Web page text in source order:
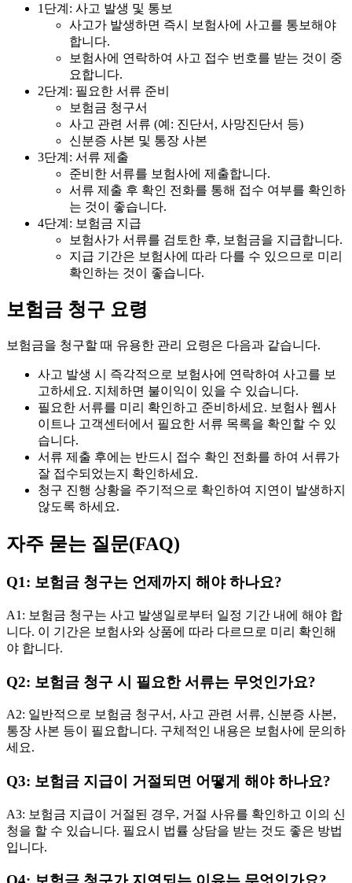
1단계: 사고 발생 및 통보
사고가 발생하면 즉시 보험사에 사고를 통보해야
합니다.
보험사에 연락하여 사고 접수 번호를 받는 것이 중
요합니다.
2단계: 필요한 서류 준비
보험금 청구서
사고 관련 서류 (예: 진단서, 사망진단서 등)
신분증 사본 및 통장 사본
3단계: 서류 제출
준비한 서류를 보험사에 제출합니다.
서류 제출 후 확인 전화를 통해 접수 여부를 확인하
는 것이 좋습니다.
4단계: 보험금 지급
보험사가 서류를 검토한 후, 보험금을 지급합니다.
지급 기간은 보험사에 따라 다를 수 있으므로 미리
확인하는 것이 좋습니다.
보험금 청구 요령
보험금을 청구할 때 유용한 관리 요령은 다음과 같습니다.
사고 발생 시 즉각적으로 보험사에 연락하여 사고를 보
고하세요. 지체하면 불이익이 있을 수 있습니다.
필요한 서류를 미리 확인하고 준비하세요. 보험사 웹사
이트나 고객센터에서 필요한 서류 목록을 확인할 수 있
습니다.
서류 제출 후에는 반드시 접수 확인 전화를 하여 서류가
잘 접수되었는지 확인하세요.
청구 진행 상황을 주기적으로 확인하여 지연이 발생하지
않도록 하세요.
자주 묻는 질문(FAQ)
Q1: 보험금 청구는 언제까지 해야 하나요?
A1: 보험금 청구는 사고 발생일로부터 일정 기간 내에 해야 합
니다. 이 기간은 보험사와 상품에 따라 다르므로 미리 확인해
야 합니다.
Q2: 보험금 청구 시 필요한 서류는 무엇인가요?
A2: 일반적으로 보험금 청구서, 사고 관련 서류, 신분증 사본,
통장 사본 등이 필요합니다. 구체적인 내용은 보험사에 문의하
세요.
Q3: 보험금 지급이 거절되면 어떻게 해야 하나요?
A3: 보험금 지급이 거절된 경우, 거절 사유를 확인하고 이의 신
청을 할 수 있습니다. 필요시 법률 상담을 받는 것도 좋은 방법
입니다.